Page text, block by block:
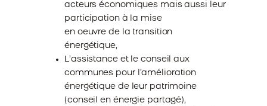
acteurs économiques mais aussi leur
participation à la mise
en oeuvre de la transition
énergétique,
L’assistance et le conseil aux
communes pour l’amélioration
énergétique de leur patrimoine
(conseil en énergie partagé),